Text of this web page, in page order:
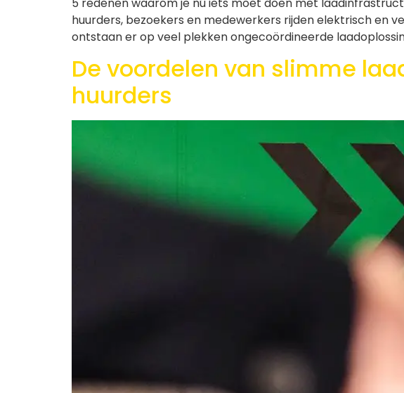
huurders, bezoekers en medewerkers rijden elektrisch en
ontstaan er op veel plekken ongecoördineerde
De voordelen van slimme
huurders